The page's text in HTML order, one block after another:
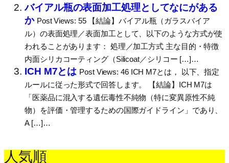
バイアル瓶の表面加工処理としてなにがある
か Post Views: 55 【結論】バイアル瓶（ガラスバイア
ル）の表面処理／表面加工として、以下のような方式が使
われることがあります： 処理／加工方式 主な目的・特徴
内面シリカコーティング（Silicoat／シリコー […]…
ICH M7とは Post Views: 46 ICH M7とは， 以下、指定
ルールに従った形式で回答します。 【結論】ICH M7は
「医薬品に混入する遺伝毒性不純物（特に変異原性不純
物）を評価・管理するための国際ガイドライン」であり、
A […]…
人気順